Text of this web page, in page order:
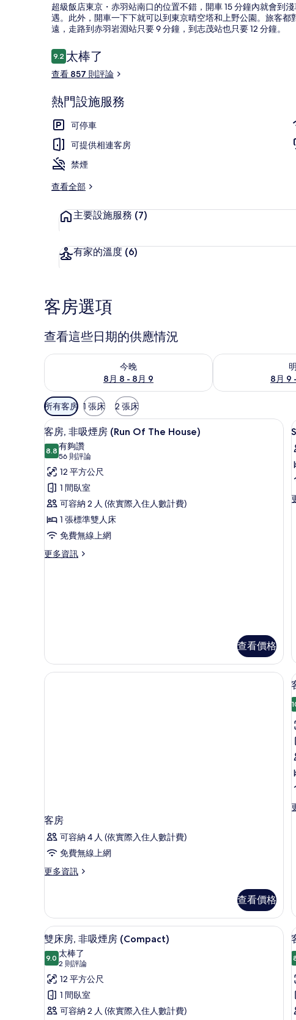
超級飯店東京・赤羽站南口的位置不錯，開車 15 分鐘內就會到
遇。此外，開車一下下就可以到東京晴空塔和上野公園。旅客
遠，走路到赤羽岩淵站只要 9 分鐘，到志茂站也只要 12 分鐘。
評
論
9.29.2 分，滿分 10 分，
太棒了
查看 857 則評論
熱門設施服務
可停車
可提供相連客房
禁煙
查看全部
主要設施服務 (7)
有家的溫度 (6)
客房選項
查看這些日期的供應情況
今晚
8月 8 - 8月 9
查看今晚 (8月 8 - 8月 9) 的供應情況
8月 9
查看明天 (8月 9 - 8
可
用
的
客
房
篩
選
條
件
所有客房 1 張床 2 張床
顯
示
客
房,
非
吸
煙
房
(Run
相
片
書桌、筆電工作空間、隔音、免費無
8
客房, 非吸煙房 (Run Of The House)
8.88.8 分，滿分 10 分
有夠讚
56 則評論
(56
則
評
論)
12 平方公尺
1 間臥室
可容納 2 人 (依實際入住人數計費)
1 張標準雙人床
免費無線上網
更多資訊
更
The
House)
查看價格
客房
可容納 4 人 (依實際入住人數計費)
免費無線上網
更多資訊
更
的
詳
情
查看價格
片
顯
示
雙
床
房,
非
書桌、筆電工作空間、隔音、免費無
6
雙床房, 非吸煙房 (Compact)
9.09.0 分，滿分 10 分
太棒了
2 則評論
(2
則
評
論)
12 平方公尺
1 間臥室
可容納 2 人 (依實際入住人數計費)